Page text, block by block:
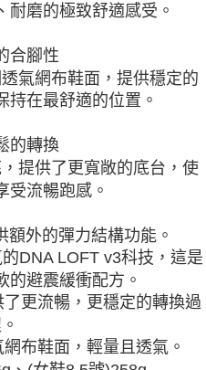
耐磨的極致舒適感受。
合腳性
氣網布鞋面，提供穩定的
持在最舒適的位置。
的轉換
提供了更寬敞的底台，使
受流暢跑感。
額外的彈力結構功能。
DNA LOFT v3科技，這是
的避震緩衝配方。
更流暢，更穩定的轉換過
布鞋面，輕量且透氣。